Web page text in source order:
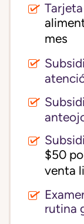
mes
$50
venta
rutina